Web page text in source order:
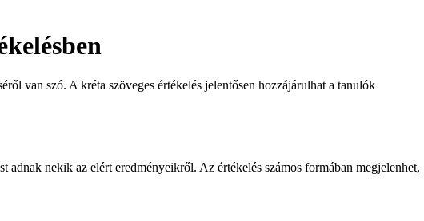
van szó. A kréta szöveges értékelés jelentősen hozzájárulhat a tanulók
nekik az elért eredményeikről. Az értékelés számos formában megjelenhet,